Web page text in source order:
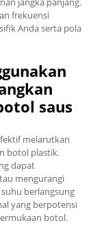
frekuensi
Anda serta pola
saus
melarutkan
botol plastik.
dapat
mengurangi
berlangsung
yang berpotensi
botol.